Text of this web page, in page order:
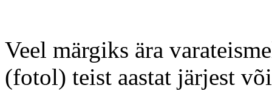
Veel märgiks ära
(fotol) teist aastat järjest